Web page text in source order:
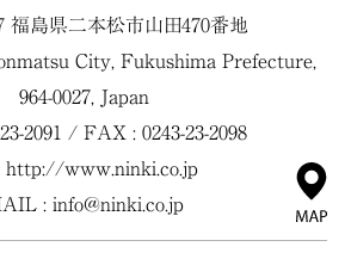
福島県二本松市山田470番地
City, Fukushima Prefecture,
964-0027, Japan
2091 / FAX : 0243-23-2098
http://www.ninki.co.jp
: info@ninki.co.jp